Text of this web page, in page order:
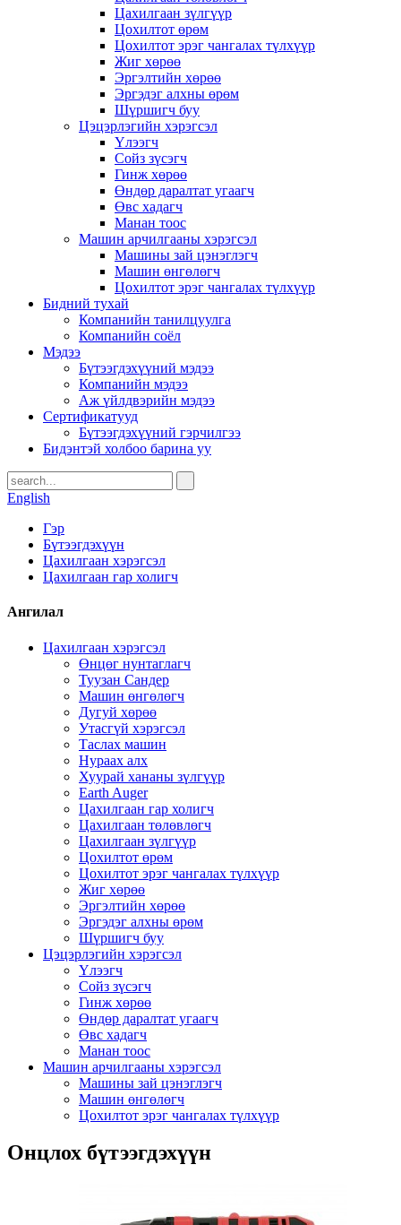
Цахилгаан зүлгүүр
Цохилтот өрөм
Цохилтот эрэг чангалах түлхүүр
Жиг хөрөө
Эргэлтийн хөрөө
Эргэдэг алхны өрөм
Шүршигч буу
Цэцэрлэгийн хэрэгсэл
Үлээгч
Сойз зүсэгч
Гинж хөрөө
Өндөр даралтат угаагч
Өвс хадагч
Манан тоос
Машин арчилгааны хэрэгсэл
Машины зай цэнэглэгч
Машин өнгөлөгч
Цохилтот эрэг чангалах түлхүүр
Бидний тухай
Компанийн танилцуулга
Компанийн соёл
Мэдээ
Бүтээгдэхүүний мэдээ
Компанийн мэдээ
Аж үйлдвэрийн мэдээ
Сертификатууд
Бүтээгдэхүүний гэрчилгээ
Бидэнтэй холбоо барина уу
English
Гэр
Бүтээгдэхүүн
Цахилгаан хэрэгсэл
Цахилгаан гар холигч
Ангилал
Цахилгаан хэрэгсэл
Өнцөг нунтаглагч
Туузан Сандер
Машин өнгөлөгч
Дугуй хөрөө
Утасгүй хэрэгсэл
Таслах машин
Нураах алх
Хуурай хананы зүлгүүр
Earth Auger
Цахилгаан гар холигч
Цахилгаан төлөвлөгч
Цахилгаан зүлгүүр
Цохилтот өрөм
Цохилтот эрэг чангалах түлхүүр
Жиг хөрөө
Эргэлтийн хөрөө
Эргэдэг алхны өрөм
Шүршигч буу
Цэцэрлэгийн хэрэгсэл
Үлээгч
Сойз зүсэгч
Гинж хөрөө
Өндөр даралтат угаагч
Өвс хадагч
Манан тоос
Машин арчилгааны хэрэгсэл
Машины зай цэнэглэгч
Машин өнгөлөгч
Цохилтот эрэг чангалах түлхүүр
Онцлох бүтээгдэхүүн